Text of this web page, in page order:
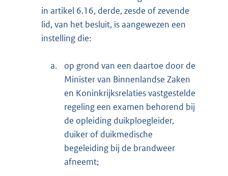
in artikel 6.16, derde, zesde of zevende
lid, van het besluit, is aangewezen een
instelling die:
a.
op grond van een daartoe door de
Minister van Binnenlandse Zaken
en Koninkrijksrelaties vastgestelde
regeling een examen behorend bij
de opleiding duikploegleider,
duiker of duikmedische
begeleiding bij de brandweer
afneemt;